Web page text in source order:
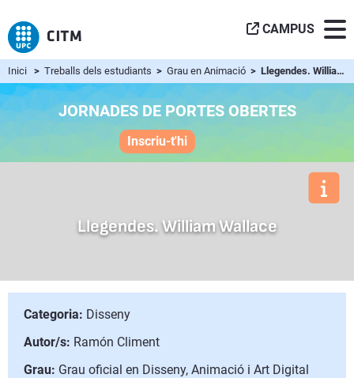
CAMPUS
Inici > Treballs dels estudiants > Grau en Animació > Llegendes. William Wallace
JORNADES DE PORTES OBERTES
Inscriu-t'hi
Llegendes. William Wallace
Categoria: Disseny
Autor/s: Ramón Climent
Grau: Grau oficial en Disseny, Animació i Art Digital